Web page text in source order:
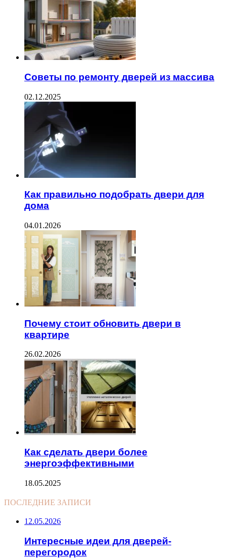
Советы по ремонту дверей из массива
02.12.2025
Как правильно подобрать двери для
дома
04.01.2026
Почему стоит обновить двери в
квартире
26.02.2026
Как сделать двери более
энергоэффективными
18.05.2025
ПОСЛЕДНИЕ ЗАПИСИ
12.05.2026
Интересные идеи для дверей-
перегородок